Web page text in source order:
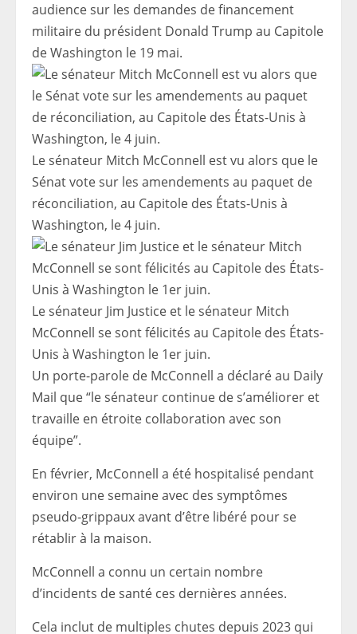
audience sur les demandes de financement
militaire du président Donald Trump au Capitole
de Washington le 19 mai.
Le sénateur Mitch McConnell est vu alors que le
Sénat vote sur les amendements au paquet de
réconciliation, au Capitole des États-Unis à
Washington, le 4 juin.
Le sénateur Jim Justice et le sénateur Mitch
McConnell se sont félicités au Capitole des États-
Unis à Washington le 1er juin.
Un porte-parole de McConnell a déclaré au Daily
Mail que “le sénateur continue de s’améliorer et
travaille en étroite collaboration avec son
équipe”.
En février, McConnell a été hospitalisé pendant
environ une semaine avec des symptômes
pseudo-grippaux avant d’être libéré pour se
rétablir à la maison.
McConnell a connu un certain nombre
d’incidents de santé ces dernières années.
Cela inclut de multiples chutes depuis 2023 qui